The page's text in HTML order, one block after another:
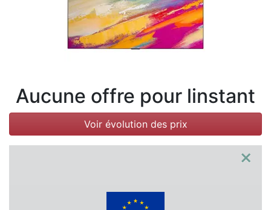
Aucune offre pour linstant
Voir évolution des prix
×